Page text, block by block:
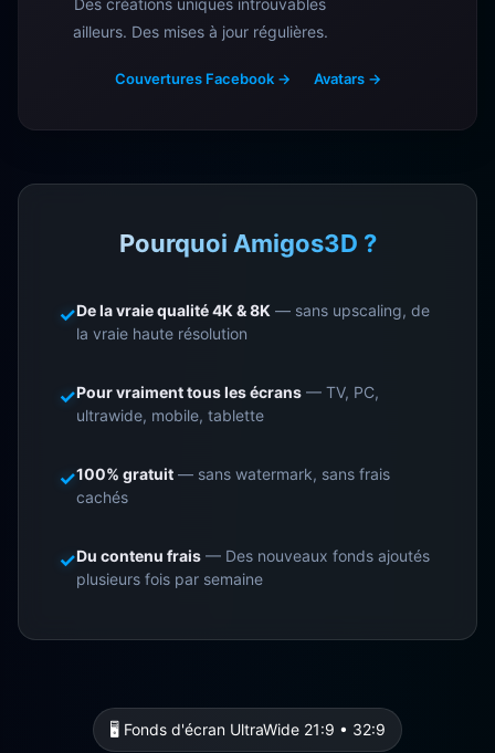
Des créations uniques introuvables
ailleurs. Des mises à jour régulières.
Couvertures Facebook → Avatars →
Pourquoi Amigos3D ?
✓De la vraie qualité 4K & 8K — sans upscaling, de
la vraie haute résolution
✓Pour vraiment tous les écrans — TV, PC,
ultrawide, mobile, tablette
✓100% gratuit — sans watermark, sans frais
cachés
✓Du contenu frais — Des nouveaux fonds ajoutés
plusieurs fois par semaine
🖥️ Fonds d'écran UltraWide 21:9 • 32:9